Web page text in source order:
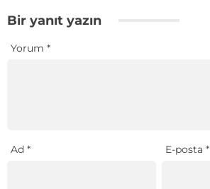
Bir yanıt yazın
Yorum *
Ad * E-posta*